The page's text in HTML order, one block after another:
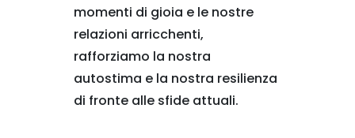
momenti di gioia e le nostre
relazioni arricchenti,
rafforziamo la nostra
autostima e la nostra resilienza
di fronte alle sfide attuali.